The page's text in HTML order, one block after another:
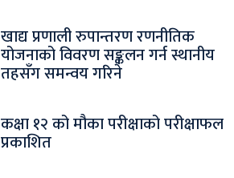
खाद्य प्रणाली रुपान्तरण रणनीतिक
योजनाको विवरण सङ्कलन गर्न स्थानीय
तहसँग समन्वय गरिने
कक्षा १२ को मौका परीक्षाको परीक्षाफल
प्रकाशित